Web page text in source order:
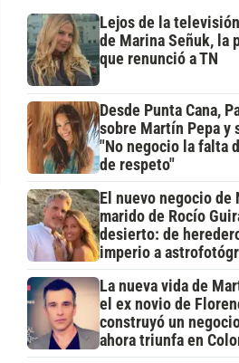
Lejos de la
de Marina Señuk, la
que renunció a TN
Desde Punta Cana,
sobre Martín Pepa y
"No negocio la falta
de respeto"
El nuevo negocio de
marido de Rocío
desierto: de
imperio a
La nueva vida de
el ex novio de
construyó un
ahora triunfa en